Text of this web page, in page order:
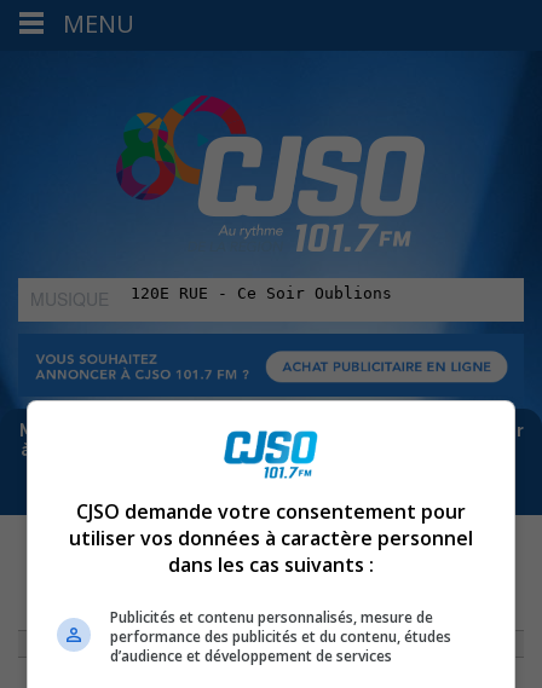
MUSIQUE
:
Meta bloque les infos sur Facebook. Pour ne rien manquer
à Sorel-Tracy et la région, abonne-toi à notre infolettre :
STÉPHANE GENDRON
» STEPHANE GENDRON – MONTAGE 20 OCT –
MENU
CJSO demande votre consentement pour
utiliser vos données à caractère personnel
dans les cas suivants :
Publicités et contenu personnalisés, mesure de
performance des publicités et du contenu, études
d’audience et développement de services